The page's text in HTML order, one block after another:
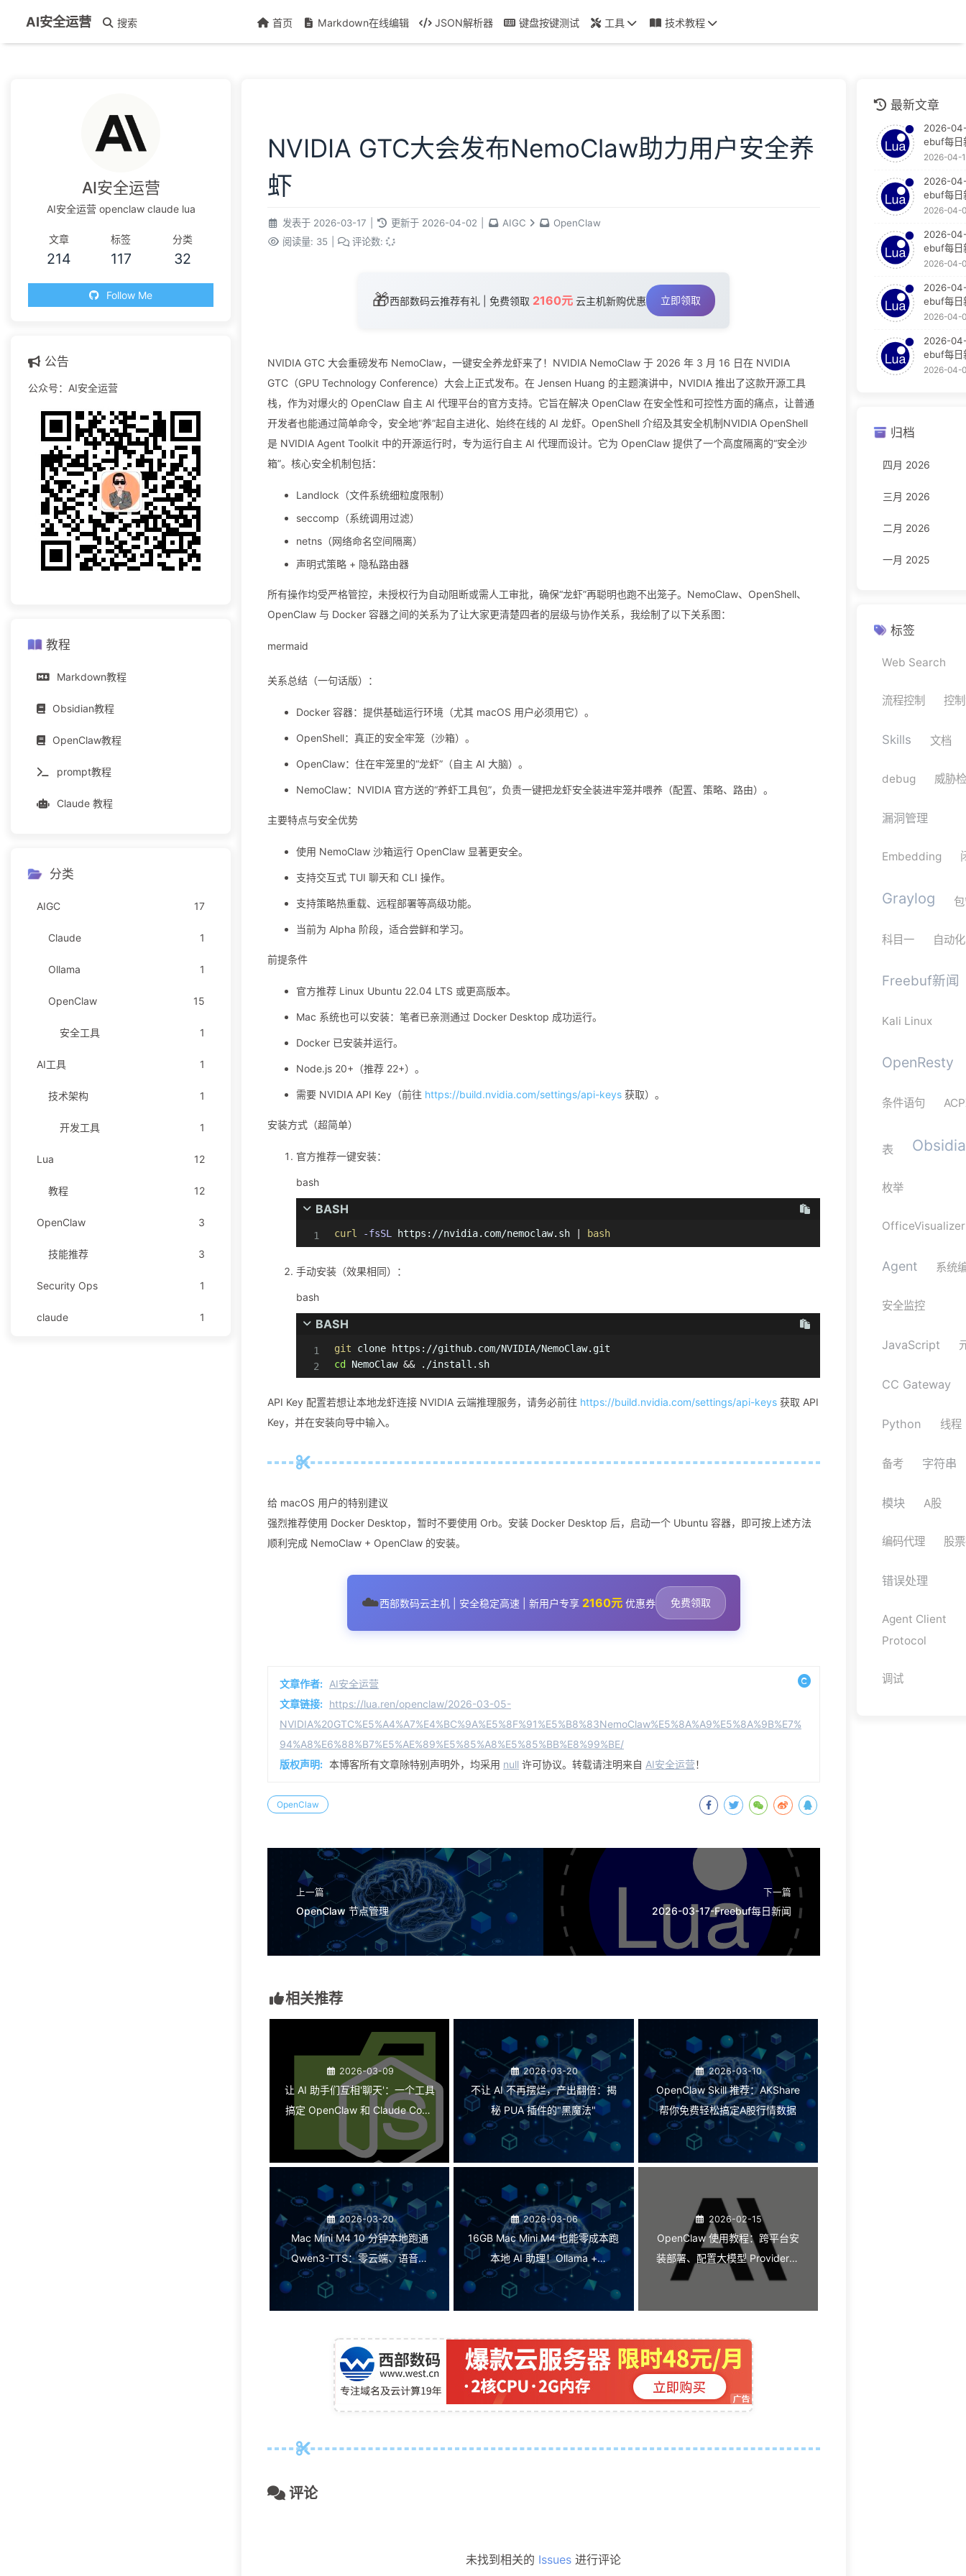
AI安全运营 搜索 首页 Markdown在线编辑 JSON解析器 键盘按键测试 工具 技术教程
NVIDIA GTC大会发布NemoClaw助力用户安全养
虾
发表于 2026-03-17 更新于 2026-04-02 AIGC
OpenClaw
阅读量: 35 评论数:
🎁西部数码云推荐有礼 | 免费领取 2160元云主机新购优惠 立即领取
NVIDIA GTC 大会重磅发布 NemoClaw，一键安全养龙虾来了！NVIDIA NemoClaw 于 2026 年 3 月 16 日在 NVIDIA
GTC（GPU Technology Conference）大会上正式发布。在 Jensen Huang 的主题演讲中，NVIDIA 推出了这款开源工具
栈，作为对爆火的 OpenClaw 自主 AI 代理平台的官方支持。它旨在解决 OpenClaw 在安全性和可控性方面的痛点，让普通
开发者也能通过简单命令，安全地“养”起自主进化、始终在线的 AI 龙虾。OpenShell 介绍及其安全机制NVIDIA OpenShell
是 NVIDIA Agent Toolkit 中的开源运行时，专为运行自主 AI 代理而设计。它为 OpenClaw 提供了一个高度隔离的“安全沙
箱”。核心安全机制包括：
Landlock（文件系统细粒度限制）
seccomp（系统调用过滤）
netns（网络命名空间隔离）
声明式策略 + 隐私路由器
所有操作均受严格管控，未授权行为自动阻断或需人工审批，确保“龙虾”再聪明也跑不出笼子。NemoClaw、OpenShell、
OpenClaw 与 Docker 容器之间的关系为了让大家更清楚四者的层级与协作关系，我绘制了以下关系图：
mermaid
关系总结（一句话版）：
Docker 容器：提供基础运行环境（尤其 macOS 用户必须用它）。
OpenShell：真正的安全牢笼（沙箱）。
OpenClaw：住在牢笼里的“龙虾”（自主 AI 大脑）。
NemoClaw：NVIDIA 官方送的“养虾工具包”，负责一键把龙虾安全装进牢笼并喂养（配置、策略、路由）。
主要特点与安全优势
使用 NemoClaw 沙箱运行 OpenClaw 显著更安全。
支持交互式 TUI 聊天和 CLI 操作。
支持策略热重载、远程部署等高级功能。
当前为 Alpha 阶段，适合尝鲜和学习。
前提条件
官方推荐 Linux Ubuntu 22.04 LTS 或更高版本。
Mac 系统也可以安装：笔者已亲测通过 Docker Desktop 成功运行。
Docker 已安装并运行。
Node.js 20+（推荐 22+）。
需要 NVIDIA API Key（前往 https://build.nvidia.com/settings/api-keys 获取）。
安装方式（超简单）
官方推荐一键安装：
bash
BASH
curl -fsSL https://nvidia.com/nemoclaw.sh bash
手动安装（效果相同）：
bash
BASH
git
cd
NemoClaw && ./install.sh
API Key 配置若想让本地龙虾连接 NVIDIA 云端推理服务，请务必前往 https://build.nvidia.com/settings/api-keys 获取 API
Key，并在安装向导中输入。
给 macOS 用户的特别建议
强烈推荐使用 Docker Desktop，暂时不要使用 Orb。安装 Docker Desktop 后，启动一个 Ubuntu 容器，即可按上述方法
顺利完成 NemoClaw + OpenClaw 的安装。
☁️西部数码云主机 | 安全稳定高速 | 新用户专享 2160元优惠券 免费领取
文章作者: AI安全运营
文章链接: https://lua.ren/openclaw/2026-03-05-
NVIDIA%20GTC%E5%A4%A7%E4%BC%9A%E5%8F%91%E5%B8%83NemoClaw%E5%8A%A9%E5%8A%9B%E7%
94%A8%E6%88%B7%E5%AE%89%E5%85%A8%E5%85%BB%E8%99%BE/
版权声明: 本博客所有文章除特别声明外，均采用 null 许可协议。转载请注明来自 AI安全运营！
OpenClaw
上一篇
OpenClaw 节点管理
下一篇
2026-03-17-Freebuf每日新闻
相关推荐
2026-03-09
让 AI 助手们互相'聊天'：一个工具
搞定 OpenClaw 和 Claude Code
2026-03-20
不让 AI 不再摆烂，产出翻倍：揭
秘 PUA 插件的"黑魔法"
2026-03-10
OpenClaw Skill 推荐：AKShare
帮你免费轻松搞定A股行情数据
2026-03-20
Mac Mini M4 10 分钟本地跑通
Qwen3-TTS：零云端、语音克
隆、女声随便选！（保姆级教程）
2026-03-06
16GB Mac Mini M4 也能零成本跑
本地 AI 助理！Ollama +
OpenClaw 保姆级教程（附一键
脚本）
2026-02-15
OpenClaw 使用教程：跨平台安
装部署、配置大模型 Provider、
接入 Ollama、本地 Skills/插件、
评论
未找到相关的 Issues 进行评论
AI安全运营
AI安全运营 openclaw claude lua
文章
214
标签
117
分类
32
Follow Me
公告
公众号：AI安全运营
教程
Markdown教程
Obsidian教程
OpenClaw教程
prompt教程
Claude 教程
分类
AIGC 17
Claude 1
Ollama 1
OpenClaw 15
安全工具 1
AI工具 1
技术架构 1
开发工具 1
Lua 12
教程 12
OpenClaw 3
技能推荐 3
Security Ops 1
claude 1
最新文章
2026-
ebuf每日
2026-04-
2026-
ebuf每日
2026-04-
2026-
ebuf每日
2026-04-
2026-
ebuf每日
2026-04-
2026-
ebuf每日
2026-04-
归档
四月 2026
三月 2026
二月 2026
一月 2025
标签
Web Search
流程控制 控
Skills 文档
debug 威胁
漏洞管理
Embedding
Graylog
科目一 自动化
Freebuf新闻
Kali Linux
OpenResty
条件语句
表
枚举
OfficeVisualizer
Agent 系统
安全监控
JavaScript
CC Gateway
Python 线程
备考 字符串
模块 A股
编码代理 股
错误处理
Agent Client
Protocol
调试